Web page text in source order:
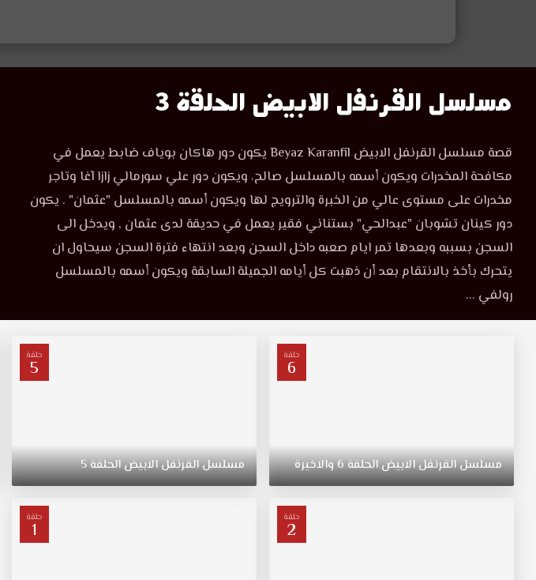
مسلسل
القرنفل
الأبيض
الحلقة
3
مترجمة
مسلسل القرنفل الابيض الحلقة 3
مشاهدة
القرنفل
الأبيض
موقع
قصة
HD.
قصة
هاكان
بوياف
قصة مسلسل القرنفل الابيض Beyaz Karanfil يكون دور هاكان بوياف ضابط يعمل في
مكافحة المخدرات ويكون أسمه بالمسلسل صالح، ويكون دور علي سورمالي زازا آغا وتاجر
مخدرات على مستوى عالي من الخبرة والترويج لها ويكون أسمه بالمسلسل "عثمان" . يكون
دور كينان تشوبان "عبدالحي" بستناني فقير يعمل في حديقة لدى عثمان , ويدخل الى
السجن بسببه وبعدها تمر ايام صعبه داخل السجن وبعد انتهاء فترة السجن سيحاول ان
يتحرك بأخذ بالانتقام بعد أن ذهبت كل أيامه الجميلة السابقة ويكون أسمه بالمسلسل
رولفي ...
حلقة
6
مسلسلالقرنفلالابيضالحلقة6والاخيرة
حلقة
5
مسلسلالقرنفلالابيضالحلقة5
حلقة
2
حلقة
1